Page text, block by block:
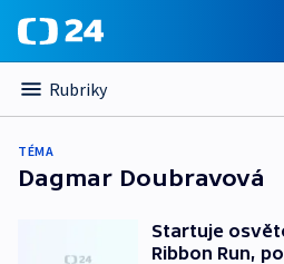
Rubriky
TÉMA
Dagmar Doubravová
Startuje
Ribbon Run,